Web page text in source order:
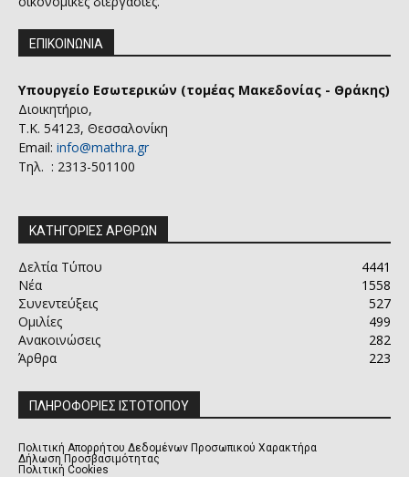
ΕΠΙΚΟΙΝΩΝΙΑ
Υπουργείο Εσωτερικών (τομέας Μακεδονίας - Θράκης)
Διοικητήριο,
Τ.Κ. 54123, Θεσσαλονίκη
Email: info@mathra.gr
Τηλ. : 2313-501100
ΚΑΤΗΓΟΡΙΕΣ ΑΡΘΡΩΝ
Δελτία Τύπου
4441
Νέα
1558
Συνεντεύξεις
527
Ομιλίες
499
Ανακοινώσεις
282
Άρθρα
223
ΠΛΗΡΟΦΟΡΙΕΣ ΙΣΤΟΤΟΠΟΥ
Πολιτική Απορρήτου Δεδομένων Προσωπικού Χαρακτήρα
Δήλωση Προσβασιμότητας
Πολιτική Cookies